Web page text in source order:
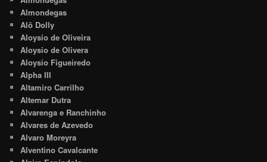
Almondegas
Alô Dolly
Aloysio de Oliveira
Aloysio de Olivera
Aloysio Figueiredo
Alpha III
Altamiro Carrilho
Altemar Dutra
Alvarenga e Ranchinho
Alvares de Azevedo
Alvaro Moreyra
Alventino Cavalcante